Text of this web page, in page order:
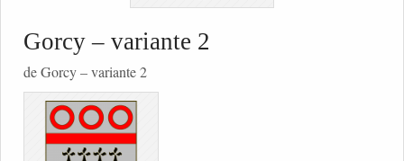
Gorcy – variante 2
de Gorcy – variante 2